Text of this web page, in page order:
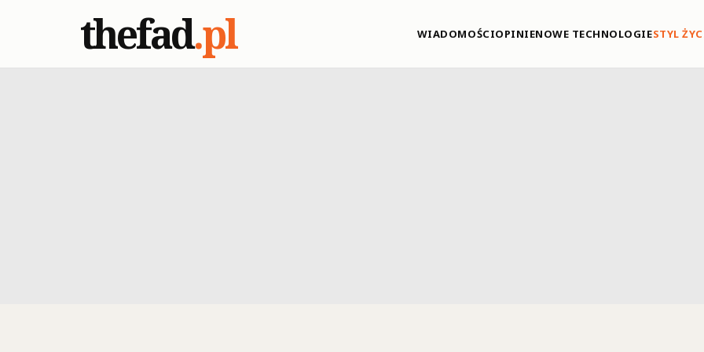
thefad.pl WIADOMOŚCIOPINIENOWE TECHNOLOGIESTYL